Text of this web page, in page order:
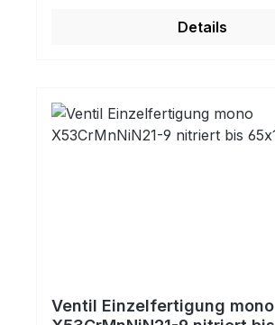
Details
Ventil Einzelfertigung mono